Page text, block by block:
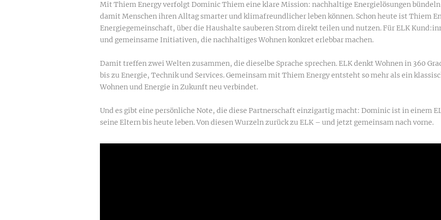
Mit Thiem Energy verfolgt Dominic Thiem eine klare Mission: nachhaltige Energielösungen
damit Menschen ihren Alltag smarter und klimafreundlicher leben können. Schon heute ist Thiem
Energiegemeinschaft, über die Haushalte sauberen Strom direkt teilen und nutzen. Für ELK
und gemeinsame Initiativen, die nachhaltiges Wohnen konkret erlebbar machen.
Damit treffen zwei Welten zusammen, die dieselbe Sprache sprechen. ELK denkt Wohnen in 360
bis zu Energie, Technik und Services. Gemeinsam mit Thiem Energy entsteht so mehr als ein
Wohnen und Energie in Zukunft neu verbindet.
Und es gibt eine persönliche Note, die diese Partnerschaft einzigartig macht: Dominic ist in einem
seine Eltern bis heute leben. Von diesen Wurzeln zurück zu ELK – und jetzt gemeinsam nach vorne.